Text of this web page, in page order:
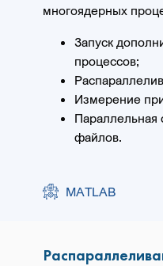
многоядерных
Запуск
процессов;
Измерение
Параллельная
файлов.
MATLAB